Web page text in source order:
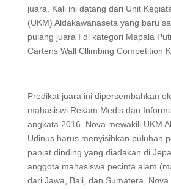
juara. Kali ini datang dari Unit
(UKM) Aldakawanaseta yang baru
pulang juara I di kategori Mapala
Cartens Wall Cllimbing Competition
Predikat juara ini dipersembahkan
mahasiswi Rekam Medis dan
angkata 2016. Nova mewakili UKM
Udinus harus menyisihkan puluhan
panjat dinding yang diadakan di
anggota mahasiswa pecinta alam
dari Jawa, Bali, dan Sumatera.